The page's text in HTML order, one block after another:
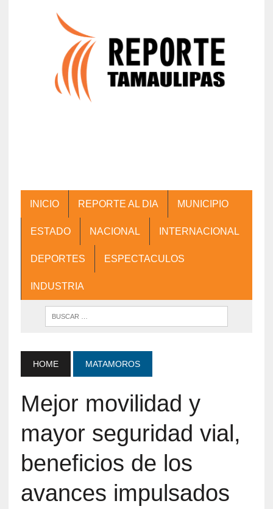
INICIO REPORTE AL DIA MUNICIPIO
ESTADO NACIONAL INTERNACIONAL
DEPORTES ESPECTACULOS
INDUSTRIA
HOME MATAMOROS
Mejor movilidad y
mayor seguridad vial,
beneficios de los
avances impulsados